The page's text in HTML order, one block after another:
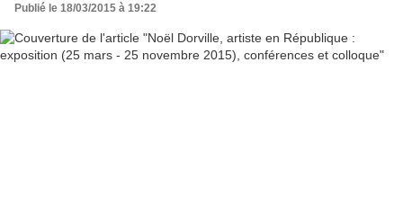
Publié le 18/03/2015 à 19:22